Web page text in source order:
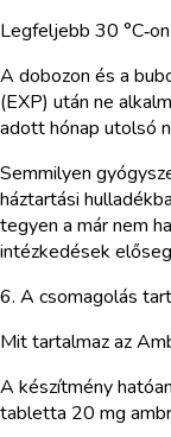
Legfeljebb 30
A dobozon és a
(EXP) után ne
adott hónap utolsó
Semmilyen
háztartási
tegyen a már nem
intézkedések
6. A csomagolás
Mit tartalmaz az
A készítmény
tabletta 20 mg